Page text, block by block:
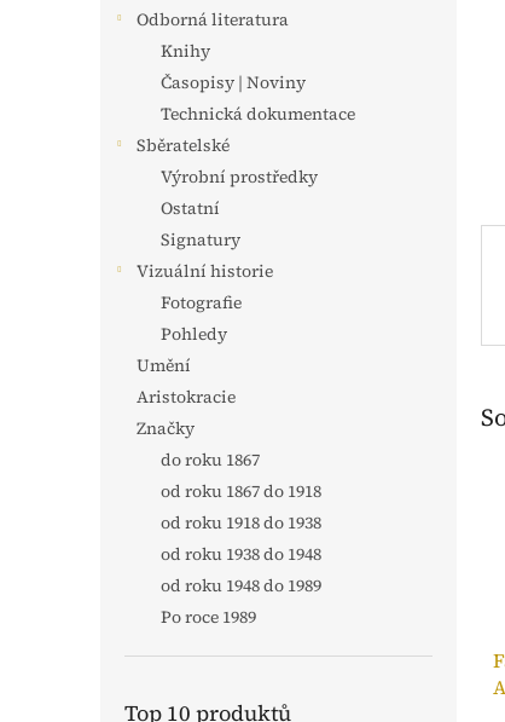
Odborná literatura
Knihy
Časopisy | Noviny
Technická dokumentace
Sběratelské
Výrobní prostředky
Ostatní
Signatury
Vizuální historie
Fotografie
Pohledy
Umění
Aristokracie
Značky
do roku 1867
od roku 1867 do 1918
od roku 1918 do 1938
od roku 1938 do 1948
od roku 1948 do 1989
Po roce 1989
Top 10 produktů